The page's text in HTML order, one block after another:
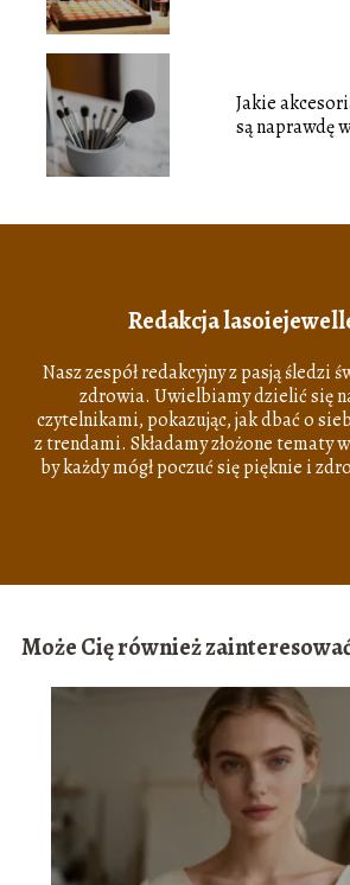
Jakie
są naprawdę
Redakcja
Nasz zespół redakcyjny z pasją śledzi
zdrowia. Uwielbiamy dzielić się
czytelnikami, pokazując, jak dbać o
z trendami. Składamy złożone tematy
by każdy mógł poczuć się pięknie i
Może Cię również